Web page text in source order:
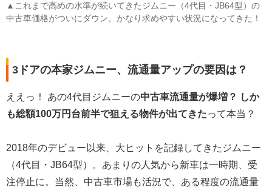
▲これまで高めの水準が続いてきたジムニー（4代目・JB64型）の
中古車価格がついにダウン。かなり求めやすい状況になってきた！
3ドアの本家ジムニー、流通量アップの要因は？
ええっ！ あの4代目ジムニーの中古車流通量が爆増？ しか
も総額100万円台前半で狙える物件が出てきたって本当？
2018年のデビュー以来、大ヒットを記録してきたジムニー
（4代目・JB64型）。あまりの人気から新車は一時期、受
注停止に。当然、中古車市場も活況で、ある程度の流通量